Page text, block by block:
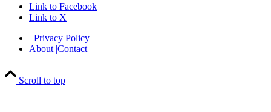
April 9, 2026
नासा का आर्टेमिस-2 मिशन: मनुष्य एक बार फिर से चंद्रमा के
पहुंचा
April 7, 2026
Link to Facebook
Link to X
Privacy Policy
About |Contact
Scroll to top